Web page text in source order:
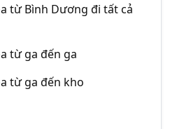
từ Bình Dương đi tất cả
từ ga đến ga
từ ga đến kho